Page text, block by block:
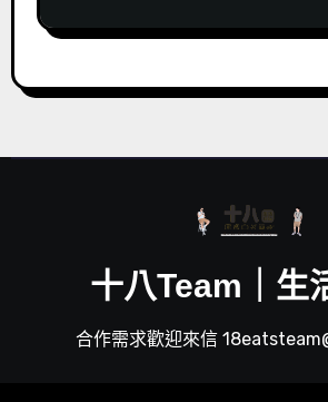
十八Team｜生
合作需求歡迎來信